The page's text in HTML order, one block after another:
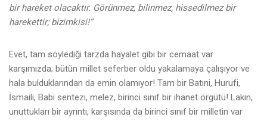
bir hareket olacaktır. Görünmez, bilinmez, hissedilmez bir
harekettir; bizimkisi!”
Evet, tam söylediği tarzda hayalet gibi bir cemaat var
karşımızda; bütün millet seferber oldu yakalamaya çalışıyor ve
hala bulduklarından da emin olamıyor! Tam bir Batıni, Hurufi,
İsmaili, Babi sentezi, melez, birinci sınıf bir ihanet örgütü! Lakin,
unuttukları bir ayrıntı, karşısında da birinci sınıf bir milletin var